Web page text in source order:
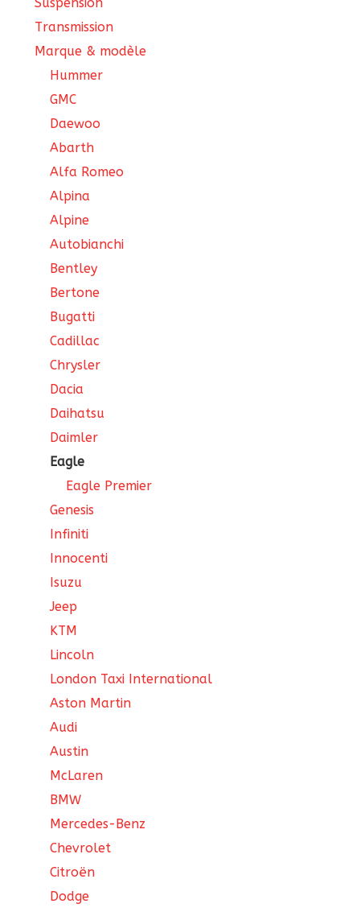
Transmission
Marque & modèle
Hummer
GMC
Daewoo
Abarth
Alfa Romeo
Alpina
Alpine
Autobianchi
Bentley
Bertone
Bugatti
Cadillac
Chrysler
Dacia
Daihatsu
Daimler
Eagle
Eagle Premier
Genesis
Infiniti
Innocenti
Isuzu
Jeep
KTM
Lincoln
London Taxi International
Aston Martin
Audi
Austin
McLaren
BMW
Mercedes-Benz
Chevrolet
Citroën
Dodge